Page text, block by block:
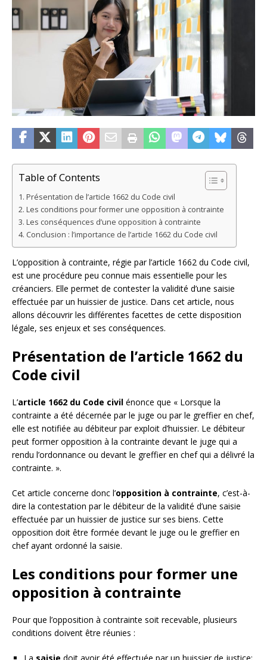
Table of Contents
Présentation de l’article 1662 du Code civil
Les conditions pour former une opposition à contrainte
Les conséquences d’une opposition à contrainte
Conclusion : l’importance de l’article 1662 du Code civil
L’opposition à contrainte, régie par l’article 1662 du Code civil,
est une procédure peu connue mais essentielle pour les
créanciers. Elle permet de contester la validité d’une saisie
effectuée par un huissier de justice. Dans cet article, nous
allons découvrir les différentes facettes de cette disposition
légale, ses enjeux et ses conséquences.
Présentation de l’article 1662 du
Code civil
L’article 1662 du Code civil énonce que « Lorsque la
contrainte a été décernée par le juge ou par le greffier en chef,
elle est notifiée au débiteur par exploit d’huissier. Le débiteur
peut former opposition à la contrainte devant le juge qui a
rendu l’ordonnance ou devant le greffier en chef qui a délivré la
contrainte. ».
Cet article concerne donc l’opposition à contrainte, c’est-à-
dire la contestation par le débiteur de la validité d’une saisie
effectuée par un huissier de justice sur ses biens. Cette
opposition doit être formée devant le juge ou le greffier en
chef ayant ordonné la saisie.
Les conditions pour former une
opposition à contrainte
Pour que l’opposition à contrainte soit recevable, plusieurs
conditions doivent être réunies :
La saisie doit avoir été effectuée par un huissier de justice;